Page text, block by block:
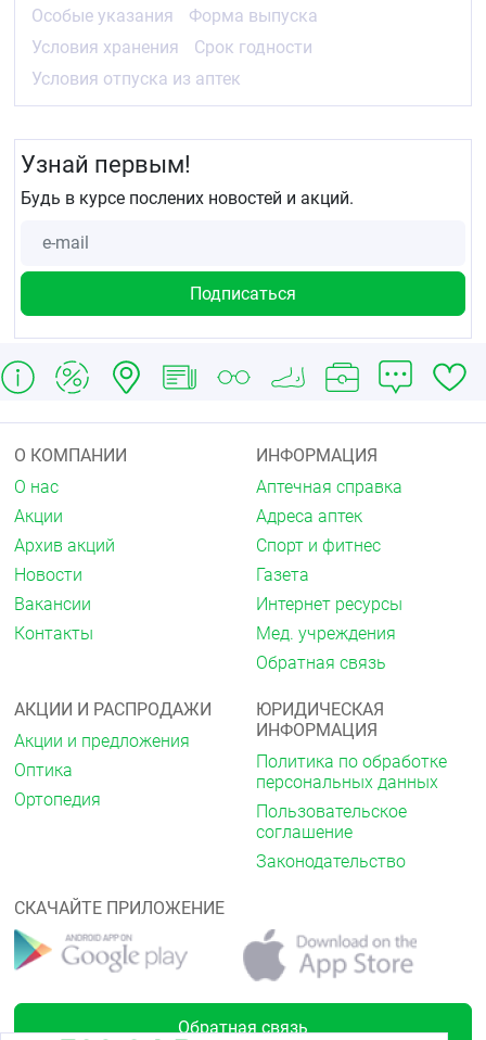
Особые указания
Форма выпуска
Условия хранения
Срок годности
Условия отпуска из аптек
Узнай первым!
Будь в курсе послених новостей и акций.
О КОМПАНИИ
О нас
Акции
Архив акций
Новости
Вакансии
Контакты
ИНФОРМАЦИЯ
Аптечная справка
Адреса аптек
Спорт и фитнес
Газета
Интернет ресурсы
Мед. учреждения
Обратная связь
АКЦИИ И РАСПРОДАЖИ
Акции и предложения
Оптика
Ортопедия
ЮРИДИЧЕСКАЯ
ИНФОРМАЦИЯ
Политика по обработке
персональных данных
Пользовательское
соглашение
Законодательство
СКАЧАЙТЕ ПРИЛОЖЕНИЕ
Обратная связь